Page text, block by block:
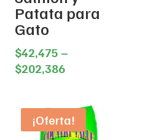
Patata para
Gato
$42,475 –
$202,386Price
through
$202,386
¡Oferta!